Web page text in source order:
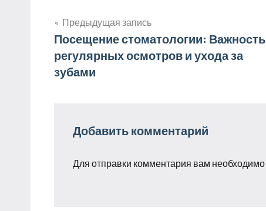
Навигация
по
Предыдущая запись
Посещение стоматологии: Важность
регулярных осмотров и ухода за
зубами
Добавить комментарий
Для отправки комментария вам необходимо